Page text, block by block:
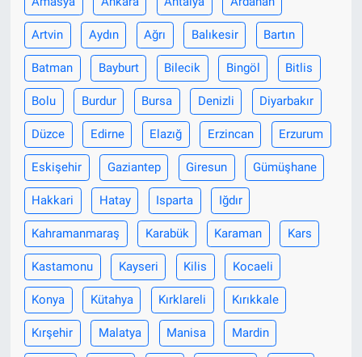
Artvin Aydın Ağrı Balıkesir Bartın
Batman Bayburt Bilecik Bingöl Bitlis
Bolu Burdur Bursa Denizli Diyarbakır
Düzce Edirne Elazığ Erzincan Erzurum
Eskişehir Gaziantep Giresun Gümüşhane
Hakkari Hatay Isparta Iğdır
Kahramanmaraş Karabük Karaman Kars
Kastamonu Kayseri Kilis Kocaeli
Konya Kütahya Kırklareli Kırıkkale
Kırşehir Malatya Manisa Mardin